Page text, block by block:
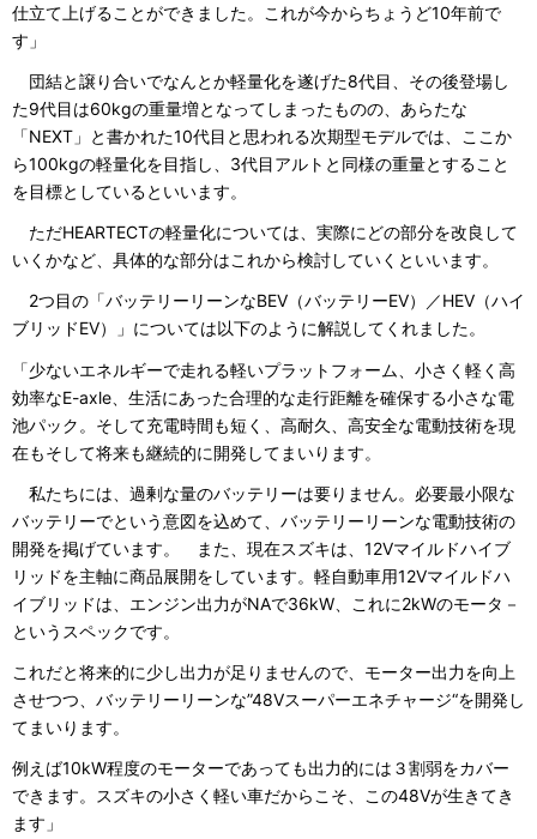
仕立て上げることができました。これが今からちょうど10年前で
す」
団結と譲り合いでなんとか軽量化を遂げた8代目、その後登場し
た9代目は60kgの重量増となってしまったものの、あらたな
「NEXT」と書かれた10代目と思われる次期型モデルでは、ここか
ら100kgの軽量化を目指し、3代目アルトと同様の重量とすること
を目標としているといいます。
ただHEARTECTの軽量化については、実際にどの部分を改良して
いくかなど、具体的な部分はこれから検討していくといいます。
2つ目の「バッテリーリーンなBEV（バッテリーEV）／HEV（ハイ
ブリッドEV）」については以下のように解説してくれました。
「少ないエネルギーで走れる軽いプラットフォーム、小さく軽く高
効率なE-axle、生活にあった合理的な走行距離を確保する小さな電
池パック。そして充電時間も短く、高耐久、高安全な電動技術を現
在もそして将来も継続的に開発してまいります。
私たちには、過剰な量のバッテリーは要りません。必要最小限な
バッテリーでという意図を込めて、バッテリーリーンな電動技術の
開発を掲げています。 また、現在スズキは、12Vマイルドハイブ
リッドを主軸に商品展開をしています。軽自動車用12Vマイルドハ
イブリッドは、エンジン出力がNAで36kW、これに2kWのモータ－
というスペックです。
これだと将来的に少し出力が足りませんので、モーター出力を向上
させつつ、バッテリーリーンな”48Vスーパーエネチャージ“を開発し
てまいります。
例えば10kW程度のモーターであっても出力的には３割弱をカバー
できます。スズキの小さく軽い車だからこそ、この48Vが生きてき
ます」